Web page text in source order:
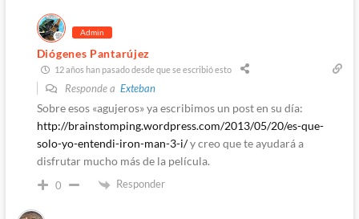
Admin
Diógenes Pantarújez
12 años han pasado desde que se escribió esto
Responde a Exteban
Sobre esos «agujeros» ya escribimos un post en su día:
http://brainstomping.wordpress.com/2013/05/20/es-que-
solo-yo-entendi-iron-man-3-i/y creo que te ayudará a
disfrutar mucho más de la película.
0 Responder